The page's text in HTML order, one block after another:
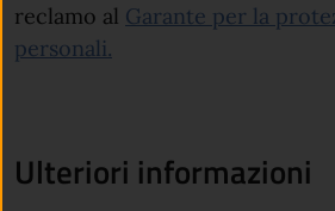
reclamo al Garante per la
personali.
Ulteriori informazioni